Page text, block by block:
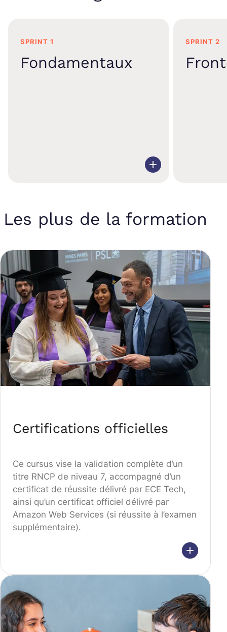
SPRINT 1
Fondamentaux
SPRINT 2
Les plus de la formation
Certifications officielles
Ce cursus vise la validation complète d’un
titre RNCP de niveau 7, accompagné d’un
certificat de réussite délivré par ECE Tech,
ainsi qu’un certificat officiel délivré par
Amazon Web Services (si réussite à l’examen
supplémentaire).